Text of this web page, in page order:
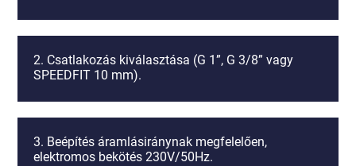
2. Csatlakozás kiválasztása (G 1”, G 3/8” vagy
SPEEDFIT 10 mm).
3. Beépítés áramlásiránynak megfelelően,
elektromos bekötés 230V/50Hz.